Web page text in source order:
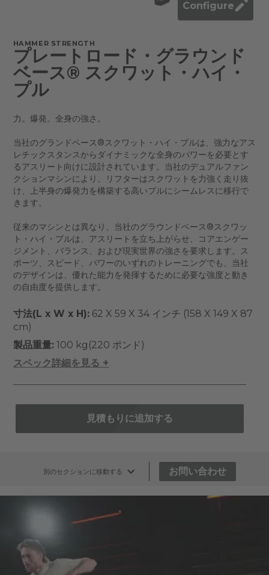
Configure
HAMMER STRENGTH
プレートロード・グラウンド
ベース® スクワット・ハイ・
プル
力。爆発。全身の強さ。
当社のグランドベース®スクワット・ハイ・プルは、強力なアス
レチックスタンスからダイナミックな全身のパワーを必要とす
るアスリート向けに設計されています。当社のデュアルファン
クションマシンにより、リフターはスクワットを力強く走り抜
け、上半身の爆発力を構築する高いプルにシームレスに移行で
きます。
従来のマシンとは異なり、当社のグラウンドベース®スクワッ
ト・ハイ・プルは、アスリートを立ち上がらせ、コアエンゲー
ジメント、バランス、および現実世界の強さを要求します。ス
ポーツ、スピード、パワーのいずれのトレーニングでも、当社
のデザインは、優れた能力を発揮するために必要な強度と動き
の自由度を提供します。
寸法(L x W x H):62 X 59 X 34 インチ (158 X 149 X 87
cm)
製品重量:100 kg(220 ポンド)
スペック詳細を見る +
見積もりに追加する
別のセクションに移動する お問い合わせ